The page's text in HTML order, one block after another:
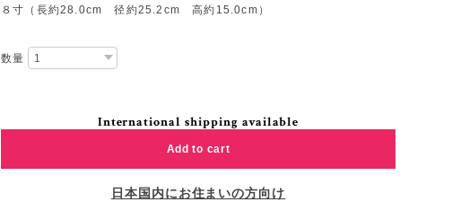
８寸（長約28.0cm 径約25.2cm 高約15.0cm）
数量
International shipping available
Add to cart
日本国内にお住まいの方向け